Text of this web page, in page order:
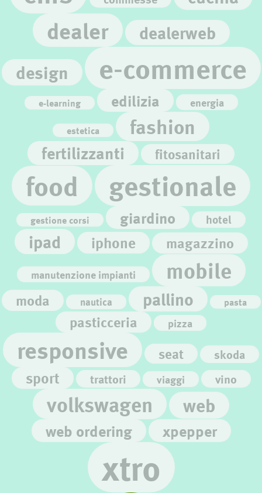
dealer dealerweb
design e-commerce
e-learning edilizia energia
estetica fashion
fertilizzanti fitosanitari
food gestionale
gestione corsi giardino hotel
ipad iphone magazzino
manutenzione impianti mobile
moda nautica pallino pasta
pasticceria pizza
responsive seat skoda
sport trattori viaggi vino
volkswagen web
web ordering xpepper
xtro